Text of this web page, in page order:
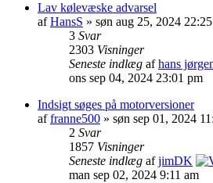
Lav kølevæske advarsel
afHansS » søn aug 25, 2024
3 Svar
2303 Visninger
Seneste indlæg afhans
ons sep 04, 2024 23:01 pm
Indsigt søges på motorversioner
affranne500 » søn sep 01, 2024
2 Svar
1857 Visninger
Seneste indlæg afjimDK
man sep 02, 2024 9:11 am